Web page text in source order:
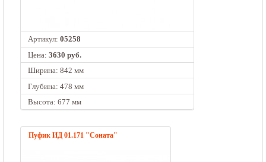
Артикул: 05258
Цена: 3630 руб.
Ширина: 842 мм
Глубина: 478 мм
Высота: 677 мм
Пуфик ИД 01.171 "Соната"